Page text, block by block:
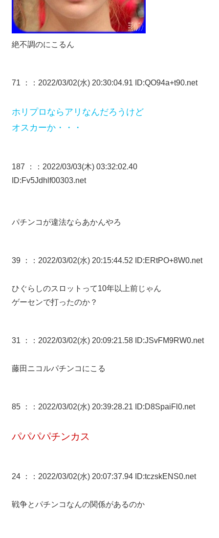
絶不調のにこるん
71 ： ：2022/03/02(水) 20:30:04.91 ID:QO94a+t90.net
ホリプロならアリなんだろうけど
オスカーか・・・
187 ：
：2022/03/03(木) 03:32:02.40
ID:Fv5Jdhlf00303.net
パチンコが違法ならあかんやろ
39 ： ：2022/03/02(水) 20:15:44.52 ID:ERtPO+8W0.net
ひぐらしのスロットって10年以上前じゃん
ゲーセンで打ったのか？
31 ： ：2022/03/02(水) 20:09:21.58 ID:JSvFM9RW0.net
藤田ニコルパチンコにこる
85 ： ：2022/03/02(水) 20:39:28.21 ID:D8SpaiFl0.net
パパパパチンカス
24 ： ：2022/03/02(水) 20:07:37.94 ID:tczskENS0.net
戦争とパチンコなんの関係があるのか